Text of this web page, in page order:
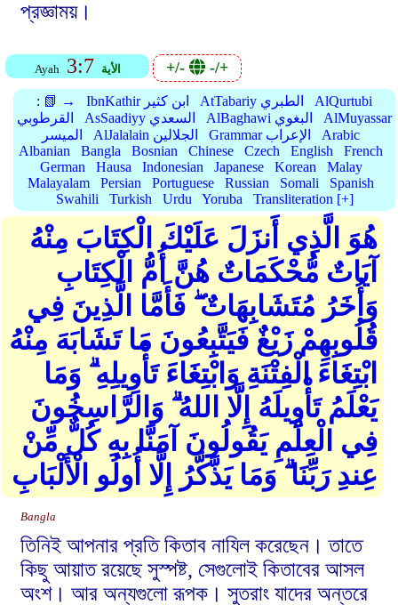
প্রজ্ঞাময়।
Ayah 3:7 الأية +/- -/+
: 📗 → IbnKathir ابن كثير AtTabariy الطبري
AlQurtubi
القرطوبي
AsSaadiyy السعدي AlBaghawi البغوي
AlMuyassar
الميسر
AlJalalain الجلالين Grammar الإعراب
Arabic
Albanian
Bangla Bosnian Chinese Czech English
French
German
Hausa Indonesian Japanese Korean
Malay
Malayalam
Persian Portuguese Russian Somali
Spanish
Swahili
Turkish Urdu Yoruba Transliteration [+]
هُوَ الَّذِي أَنزَلَ عَلَيْكَ الْكِتَابَ مِنْهُ
آيَاتٌ مُّحْكَمَاتٌ هُنَّ أُمُّ الْكِتَابِ
وَأُخَرُ مُتَشَابِهَاتٌ ۖ فَأَمَّا الَّذِينَ فِي
قُلُوبِهِمْ زَيْغٌ فَيَتَّبِعُونَ مَا تَشَابَهَ مِنْهُ
ابْتِغَاءَ الْفِتْنَةِ وَابْتِغَاءَ تَأْوِيلِهِ ۗ وَمَا
يَعْلَمُ تَأْوِيلَهُ إِلَّا اللهُ ۗ وَالرَّاسِخُونَ
فِي الْعِلْمِ يَقُولُونَ آمَنَّا بِهِ كُلٌّ مِّنْ
عِندِ رَبِّنَا ۗ وَمَا يَذَّكَّرُ إِلَّا أُولُو الْأَلْبَابِ
Bangla
তিনিই আপনার প্রতি কিতাব নাযিল করেছেন। তাতে
কিছু আয়াত রয়েছে সুস্পষ্ট, সেগুলোই কিতাবের আসল
অংশ। আর অন্যগুলো রূপক। সুতরাং যাদের অন্তরে